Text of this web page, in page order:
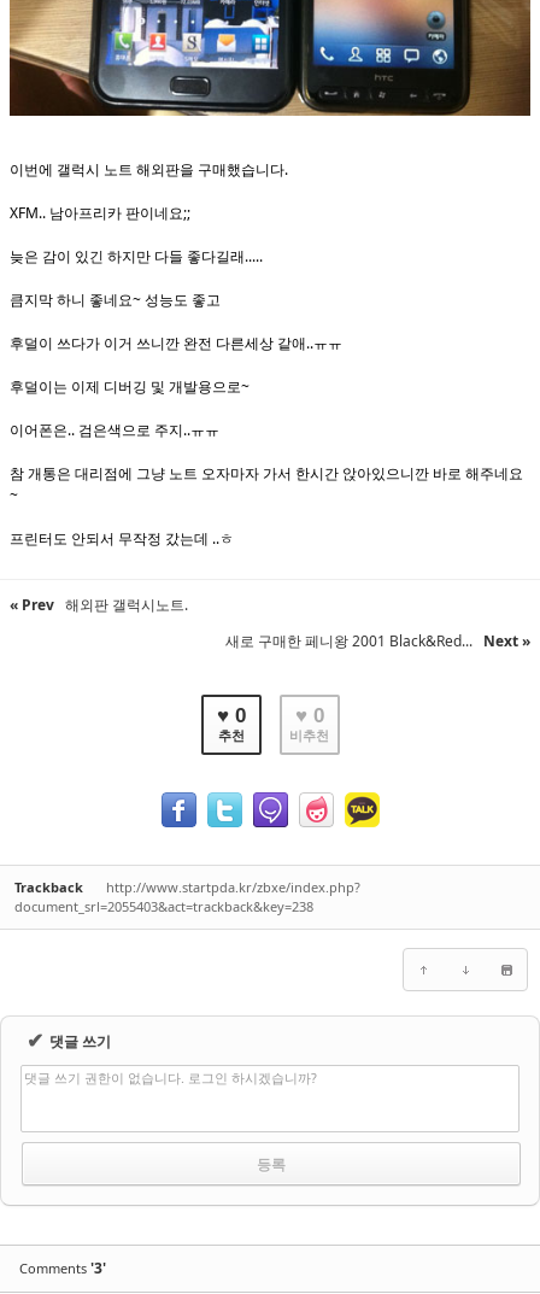
이번에 갤럭시 노트 해외판을 구매했습니다.
XFM.. 남아프리카 판이네요;;
늦은 감이 있긴 하지만 다들 좋다길래.....
큼지막 하니 좋네요~ 성능도 좋고
후덜이 쓰다가 이거 쓰니깐 완전 다른세상 같애..ㅠㅠ
후덜이는 이제 디버깅 및 개발용으로~
이어폰은.. 검은색으로 주지..ㅠㅠ
참 개통은 대리점에 그냥 노트 오자마자 가서 한시간 앉아있으니깐 바로 해주네요
~
프린터도 안되서 무작정 갔는데 ..ㅎ
« Prev 해외판 갤럭시노트.
새로 구매한 페니왕 2001 Black&Red... Next »
♥ 0
추천
♥ 0
비추천
Trackback
http://www.startpda.kr/zbxe/index.php?
document_srl=2055403&act=trackback&key=238
✔ 댓글 쓰기
댓글 쓰기 권한이 없습니다. 로그인 하시겠습니까?
Comments '3'